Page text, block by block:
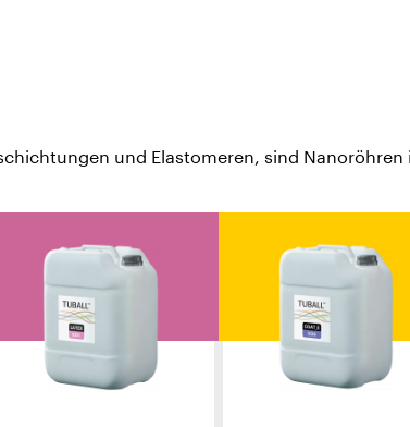
und Elastomeren, sind